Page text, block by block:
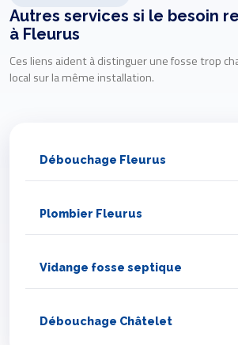
Autres services si le besoin
à Fleurus
Ces liens aident à distinguer une fosse trop
local sur la même installation.
Débouchage Fleurus
Plombier Fleurus
Vidange fosse septique
Débouchage Châtelet